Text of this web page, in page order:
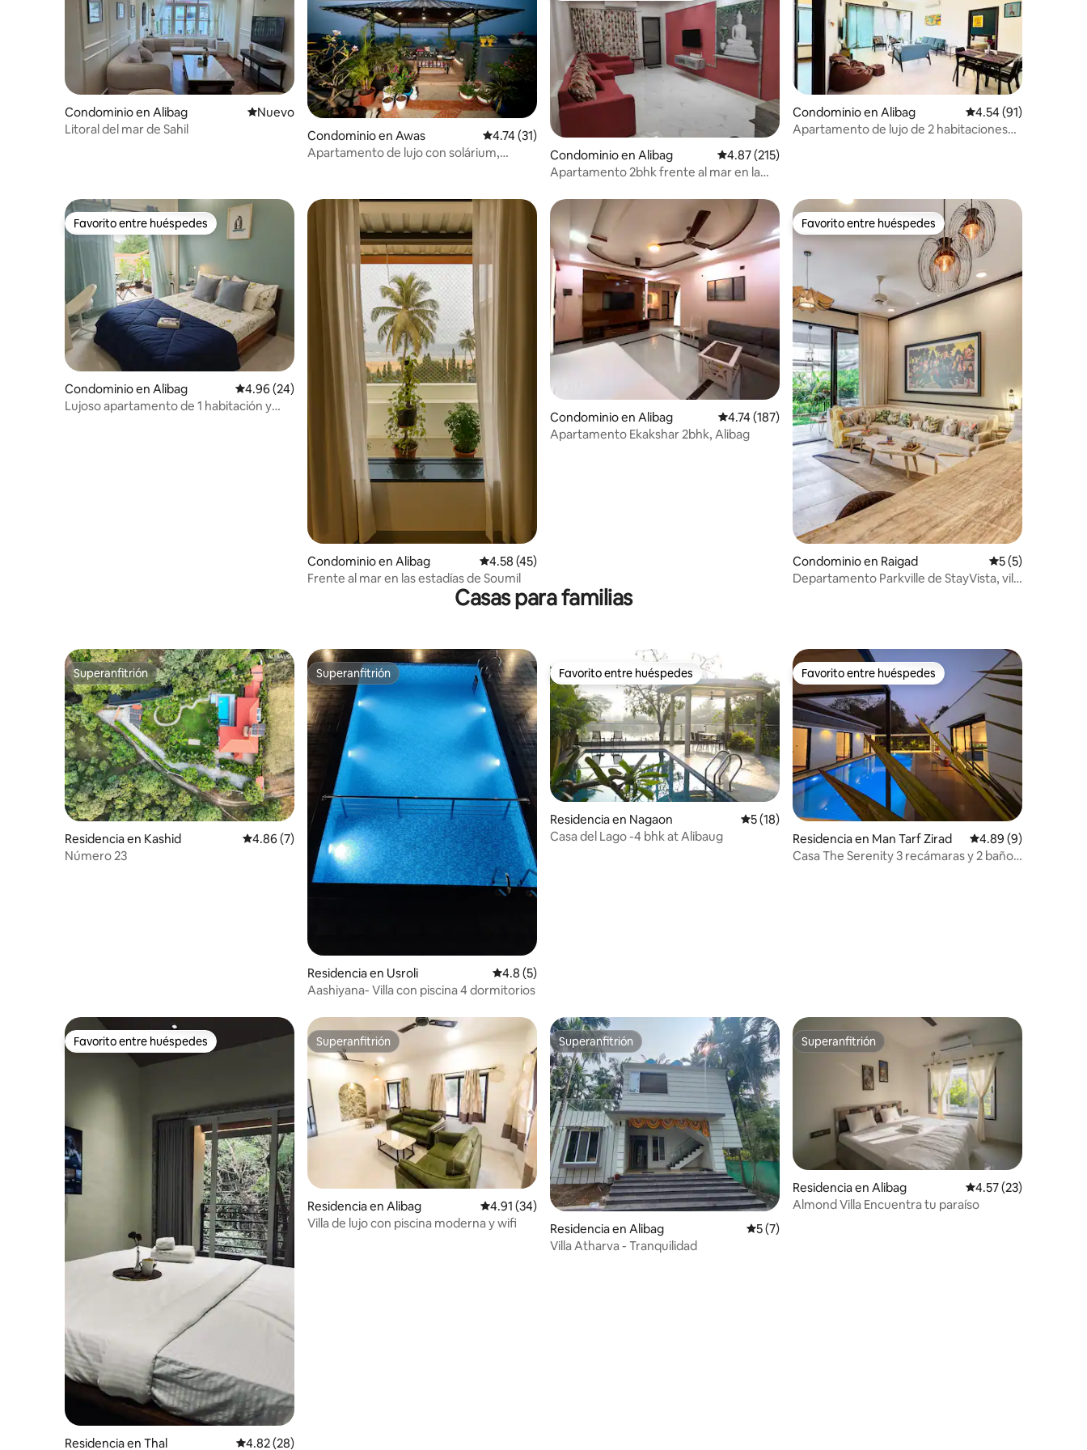
Condominio en Alibag Nuevo alojamiento
Nuevo
Litoral del mar de Sahil
Condominio en Awas Calificación promedio: 4.74 de 5; 31 evaluaciones
4.74 (31)
Apartamento de lujo con solárium,
Condominio en Alibag Calificación promedio: 4.87 de 5; 215 evaluaciones
4.87 (215)
Apartamento 2bhk frente al mar en la
Condominio en Alibag Calificación
4.54 (91)
Apartamento de lujo de 2 habitaciones
Favorito entre huéspedes
Favorito entre huéspedes
Condominio en Alibag Calificación promedio: 4.96 de 5; 24 evaluaciones
4.96 (24)
Lujoso apartamento de 1 habitación y
Condominio en Alibag Calificación promedio: 4.58 de 5; 45 evaluaciones
4.58 (45)
Frente al mar en las estadías de Soumil
Condominio en Alibag Calificación promedio: 4.74 de 5; 187 evaluaciones
4.74 (187)
Apartamento Ekakshar 2bhk, Alibag
Favorito entre huéspedes
Favorito entre huéspedes
Condominio en Raigad Calificación
5 (5)
Departamento Parkville de StayVista, villa
Casas para familias
Superanfitrión
Superanfitrión
Residencia en Kashid Calificación promedio: 4.86 de 5; 7 evaluaciones
4.86 (7)
Número 23
Superanfitrión
Superanfitrión
Residencia en Usroli Calificación promedio: 4.8 de 5; 5 evaluaciones
4.8 (5)
Aashiyana- Villa con piscina 4 dormitorios
Favorito entre huéspedes
Favorito entre huéspedes
Residencia en Nagaon Calificación promedio: 5 de 5; 18 evaluaciones
5 (18)
Casa del Lago -4 bhk at Alibaug
Favorito entre huéspedes
Favorito entre huéspedes
Residencia en Man Tarf Zirad Calificación
4.89 (9)
Casa The Serenity 3 recámaras y 2 baños
Favorito entre huéspedes
Favorito entre huéspedes
Residencia en Thal Calificación promedio: 4.82 de 5; 28 evaluaciones
4.82 (28)
Superanfitrión
Superanfitrión
Residencia en Alibag Calificación promedio: 4.91 de 5; 34 evaluaciones
4.91 (34)
Villa de lujo con piscina moderna y wifi
Superanfitrión
Superanfitrión
Residencia en Alibag Calificación promedio: 5 de 5; 7 evaluaciones
5 (7)
Villa Atharva - Tranquilidad
Superanfitrión
Superanfitrión
Residencia en Alibag Calificación
4.57 (23)
Almond Villa Encuentra tu paraíso